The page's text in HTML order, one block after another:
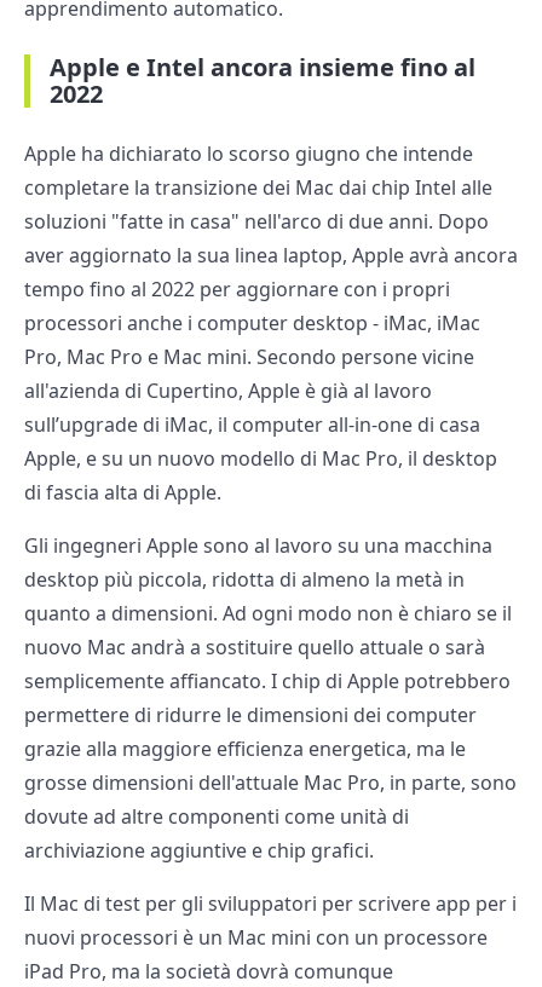
apprendimento automatico.
Apple e Intel ancora insieme fino al
2022
Apple ha dichiarato lo scorso giugno che intende
completare la transizione dei Mac dai chip Intel alle
soluzioni "fatte in casa" nell'arco di due anni. Dopo
aver aggiornato la sua linea laptop, Apple avrà ancora
tempo fino al 2022 per aggiornare con i propri
processori anche i computer desktop - iMac, iMac
Pro, Mac Pro e Mac mini. Secondo persone vicine
all'azienda di Cupertino, Apple è già al lavoro
sull’upgrade di iMac, il computer all-in-one di casa
Apple, e su un nuovo modello di Mac Pro, il desktop
di fascia alta di Apple.
Gli ingegneri Apple sono al lavoro su una macchina
desktop più piccola, ridotta di almeno la metà in
quanto a dimensioni. Ad ogni modo non è chiaro se il
nuovo Mac andrà a sostituire quello attuale o sarà
semplicemente affiancato. I chip di Apple potrebbero
permettere di ridurre le dimensioni dei computer
grazie alla maggiore efficienza energetica, ma le
grosse dimensioni dell'attuale Mac Pro, in parte, sono
dovute ad altre componenti come unità di
archiviazione aggiuntive e chip grafici.
Il Mac di test per gli sviluppatori per scrivere app per i
nuovi processori è un Mac mini con un processore
iPad Pro, ma la società dovrà comunque